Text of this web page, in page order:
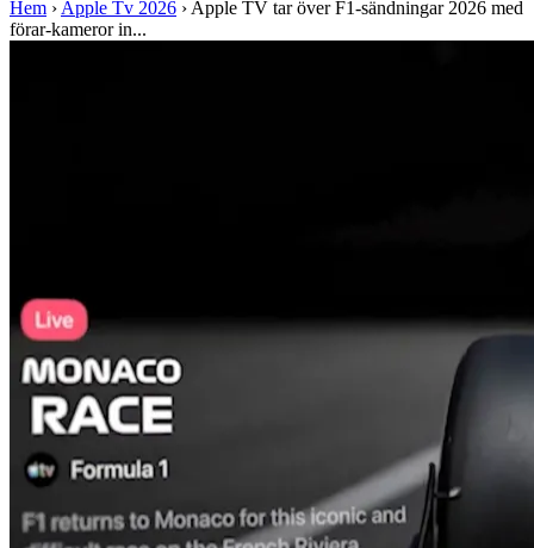
Hem › Apple Tv 2026 › Apple TV tar över F1-sändningar 2026 med
förar-kameror in...